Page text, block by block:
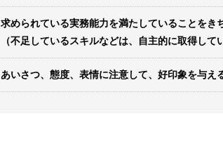
求められている実務能力を満たしていることをき
（不足しているスキルなどは、自主的に取得して
あいさつ、態度、表情に注意して、好印象を与え